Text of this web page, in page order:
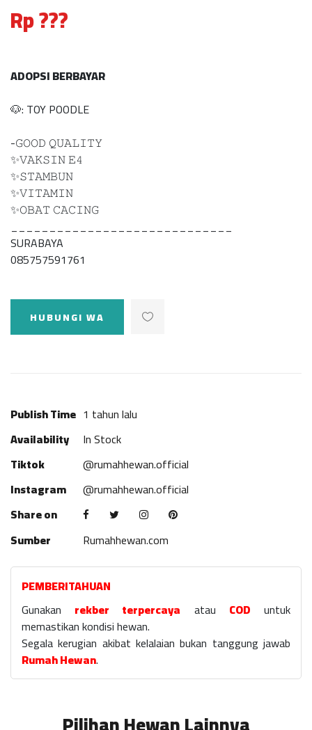
Rp ???
ADOPSI BERBAYAR
🐶: TOY POODLE
-𝙶𝙾𝙾𝙳 𝚀𝚄𝙰𝙻𝙸𝚃𝚈
✨𝚅𝙰𝙺𝚂𝙸𝙽 𝙴𝟺
✨𝚂𝚃𝙰𝙼𝙱𝚄𝙽
✨𝚅𝙸𝚃𝙰𝙼𝙸𝙽
✨𝙾𝙱𝙰𝚃 𝙲𝙰𝙲𝙸𝙽𝙶
_____________________________
SURABAYA
085757591761
HUBUNGI WA
Publish Time 1 tahun lalu
Availability
In Stock
Tiktok
@rumahhewan.official
Instagram
@rumahhewan.official
Share on
Sumber
Rumahhewan.com
PEMBERITAHUAN
Gunakan rekber terpercaya atau COD untuk
memastikan kondisi hewan.
Segala kerugian akibat kelalaian bukan tanggung jawab
Rumah Hewan.